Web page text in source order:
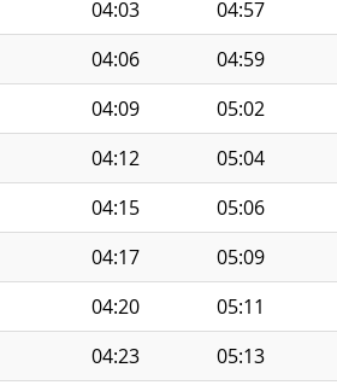
04:03 04:57
04:06 04:59
04:09 05:02
04:12 05:04
04:15 05:06
04:17 05:09
04:20 05:11
04:23 05:13